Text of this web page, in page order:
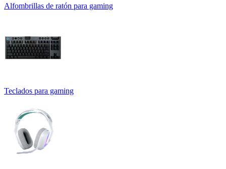
Alfombrillas de ratón para gaming
Teclados para gaming